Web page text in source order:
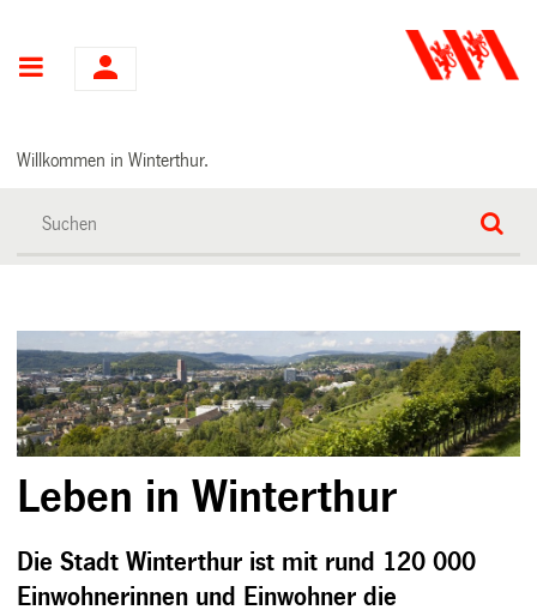
Hauptnavigation
Willkommen in Winterthur.
Leben in Winterthur
Die Stadt Winterthur ist mit rund 120 000
Einwohnerinnen und Einwohner die